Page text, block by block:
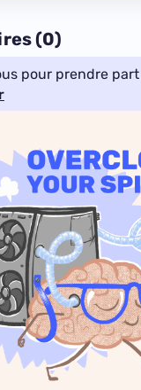
(0)
pour prendre